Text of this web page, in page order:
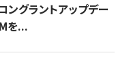
ングラントアップデー
を...